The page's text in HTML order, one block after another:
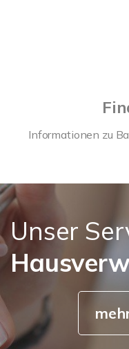
Informationen zu
Unser